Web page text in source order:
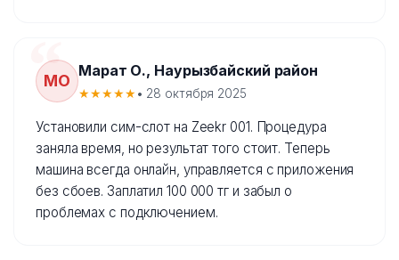
МО
Марат О., Наурызбайский район
★★★★★• 28 октября 2025
Установили сим-слот на Zeekr 001. Процедура
заняла время, но результат того стоит. Теперь
машина всегда онлайн, управляется с приложения
без сбоев. Заплатил 100 000 тг и забыл о
проблемах с подключением.